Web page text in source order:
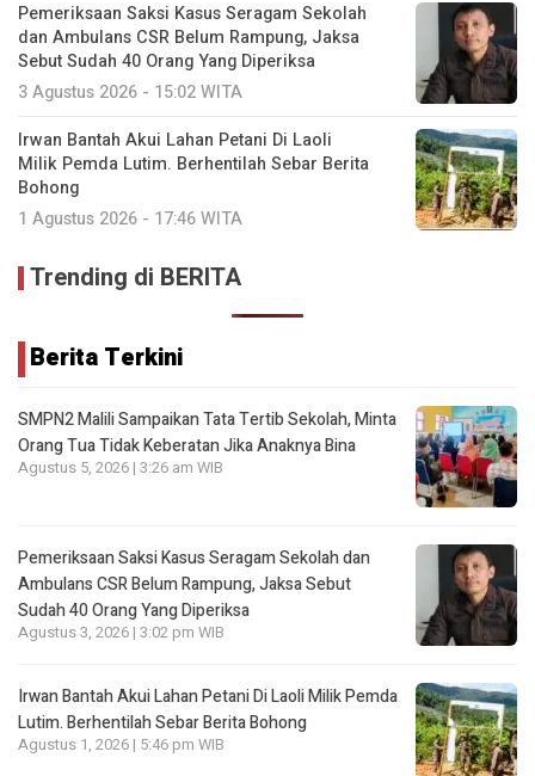
Pemeriksaan Saksi Kasus Seragam Sekolah
dan Ambulans CSR Belum Rampung, Jaksa
Sebut Sudah 40 Orang Yang Diperiksa
3 Agustus 2026 - 15:02 WITA
Irwan Bantah Akui Lahan Petani Di Laoli
Milik Pemda Lutim. Berhentilah Sebar Berita
Bohong
1 Agustus 2026 - 17:46 WITA
Trending di BERITA
Berita Terkini
SMPN2 Malili Sampaikan Tata Tertib Sekolah, Minta
Orang Tua Tidak Keberatan Jika Anaknya Bina
Agustus 5, 2026 | 3:26 am WIB
Pemeriksaan Saksi Kasus Seragam Sekolah dan
Ambulans CSR Belum Rampung, Jaksa Sebut
Sudah 40 Orang Yang Diperiksa
Agustus 3, 2026 | 3:02 pm WIB
Irwan Bantah Akui Lahan Petani Di Laoli Milik Pemda
Lutim. Berhentilah Sebar Berita Bohong
Agustus 1, 2026 | 5:46 pm WIB